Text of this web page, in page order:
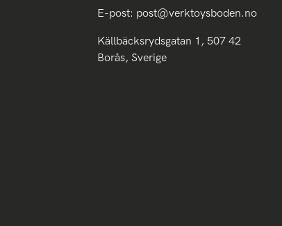
E-post: post@verktoysboden.no
Källbäcksrydsgatan 1, 507 42
Borås, Sverige